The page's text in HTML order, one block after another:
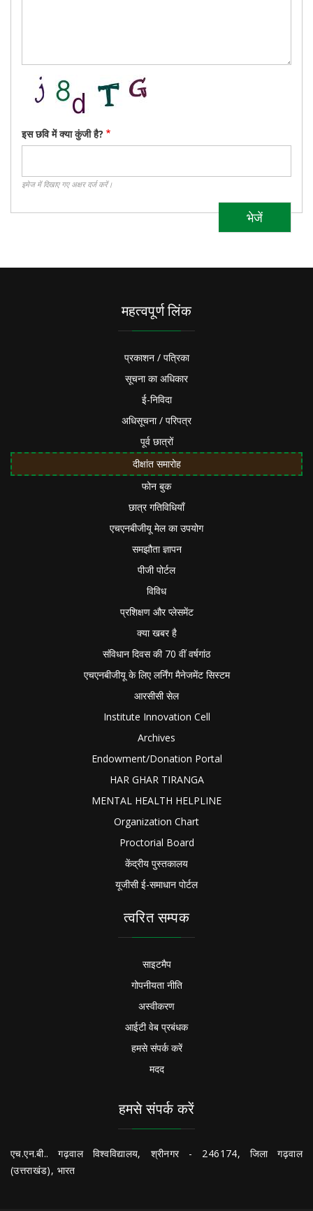
इस छवि में क्या कुंजी है?
इमेज में दिखाए गए अक्षर दर्ज करें।
महत्वपूर्ण लिंक
प्रकाशन / पत्रिका
सूचना का अधिकार
ई-निविदा
अधिसूचना / परिपत्र
पूर्व छात्रों
दीक्षांत समारोह
फोन बुक
छात्र गतिविधियाँ
एचएनबीजीयू मेल का उपयोग
समझौता ज्ञापन
पीजी पोर्टल
विविध
प्रशिक्षण और प्लेसमेंट
क्या खबर है
संविधान दिवस की 70 वीं वर्षगांठ
एचएनबीजीयू के लिए लर्निंग मैनेजमेंट सिस्टम
आरसीसी सेल
Institute Innovation Cell
Archives
Endowment/Donation Portal
HAR GHAR TIRANGA
MENTAL HEALTH HELPLINE
Organization Chart
Proctorial Board
केंद्रीय पुस्तकालय
यूजीसी ई-समाधान पोर्टल
त्वरित सम्पक
साइटमैप
गोपनीयता नीति
अस्वीकरण
आईटी वेब प्रबंधक
हमसे संपर्क करें
मदद
हमसे संपर्क करें
एच.एन.बी.. गढ़वाल विश्वविद्यालय, श्रीनगर - 246174, जिला गढ़वाल
(उत्तराखंड), भारत